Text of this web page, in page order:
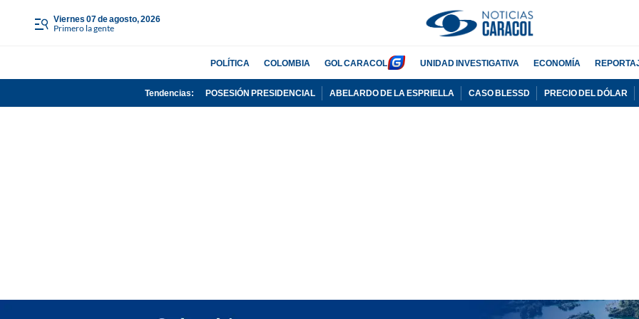
viernes 07 de agosto, 2026
Primero la gente
POLÍTICA COLOMBIA GOL CARACOL UNIDAD INVESTIGATIVA ECONOMÍA
Tendencias: POSESIÓN PRESIDENCIAL ABELARDO DE LA ESPRIELLA CASO BLESSD PRECIO DEL DÓLAR